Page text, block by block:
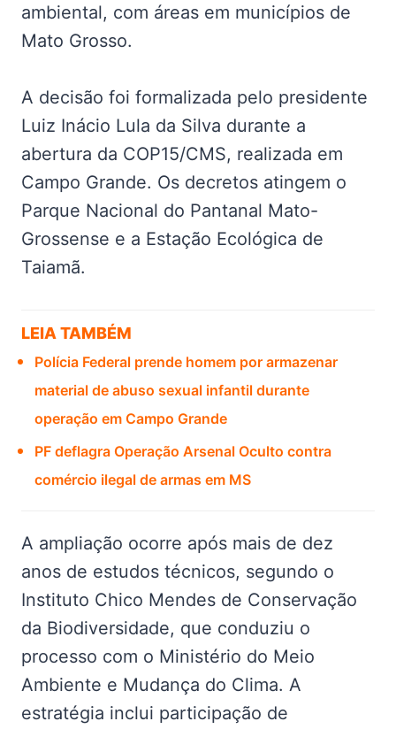
ambiental, com áreas em municípios de
Mato Grosso.
A decisão foi formalizada pelo presidente
Luiz Inácio Lula da Silva durante a
abertura da COP15/CMS, realizada em
Campo Grande. Os decretos atingem o
Parque Nacional do Pantanal Mato-
Grossense e a Estação Ecológica de
Taiamã.
LEIA TAMBÉM
Polícia Federal prende homem por armazenar
material de abuso sexual infantil durante
operação em Campo Grande
PF deflagra Operação Arsenal Oculto contra
comércio ilegal de armas em MS
A ampliação ocorre após mais de dez
anos de estudos técnicos, segundo o
Instituto Chico Mendes de Conservação
da Biodiversidade, que conduziu o
processo com o Ministério do Meio
Ambiente e Mudança do Clima. A
estratégia inclui participação de